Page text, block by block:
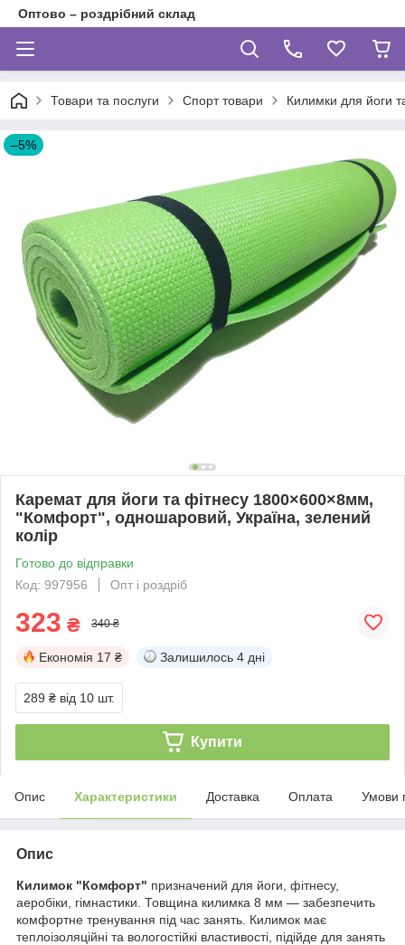
Оптово – роздрібний склад
Товари та послуги Спорт товари Килимки для йоги
–5%
Каремат для йоги та фітнесу 1800×600×8мм,
"Комфорт", одношаровий, Україна, зелений
колір
Готово до відправки
Код: 997956
Опт і роздріб
323 ₴ 340 ₴
Економія 17 ₴ Залишилось 4 дні
289 ₴ від 10 шт.
Купити
Опис Характеристики Доставка Оплата Умови
Опис
Килимок "Комфорт" призначений для йоги, фітнесу,
аеробіки, гімнастики. Товщина килимка 8 мм — забезпечить
комфортне тренування під час занять. Килимок має
теплоізоляційні та вологостійкі властивості, підійде для занять